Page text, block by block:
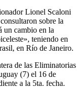
Lionel Scaloni
sobre la
un cambio en la
teniendo en
en Río de Janeiro.
de las Eliminatorias
(7) el 16 de
a la 5ta. fecha.